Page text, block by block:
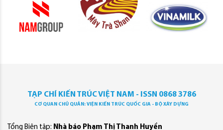
TẠP CHÍ KIẾN TRÚC VIỆT NAM - ISSN 0868 3786
CƠ QUAN CHỦ QUẢN: VIỆN KIẾN TRÚC QUỐC GIA - BỘ XÂY DỰNG
Tổng Biên tập: Nhà báo Phạm Thị Thanh Huyền